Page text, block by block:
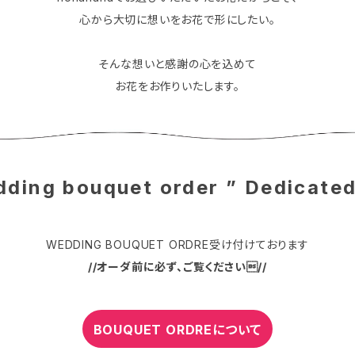
心から大切に想いをお花で形にしたい。
そんな想いと感謝の心を込めて
お花をお作りいたします。
bouquet order ”
WEDDING BOUQUET ORDRE受け付けております
//オーダ前に必ず、ご覧ください//
BOUQUET ORDREについて